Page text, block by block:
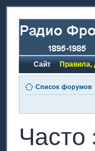
Сайт Правила,
Список форумов